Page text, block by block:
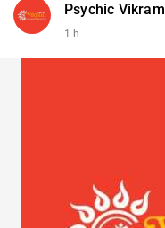
Psychic Vikram
1 h